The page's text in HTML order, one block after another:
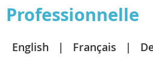
Professionnelle
English Français